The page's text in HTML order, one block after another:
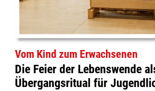
Vom Kind zum Erwachsenen
Die Feier der Lebenswende
Übergangsritual für